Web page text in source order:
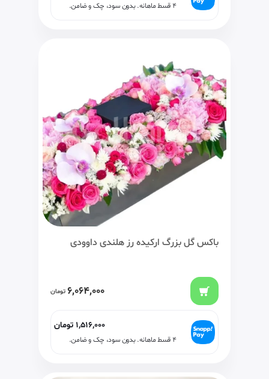
۴ قسط ماهانه. بدون سود، چک و ضامن.
باکس گل بزرگ ارکیده رز هلندی داوودی
6,064,000 تومان
1,516,000 تومان
۴ قسط ماهانه. بدون سود، چک و ضامن.